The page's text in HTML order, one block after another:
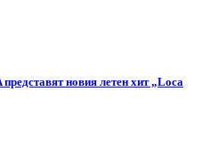
новия летен хит „Loca